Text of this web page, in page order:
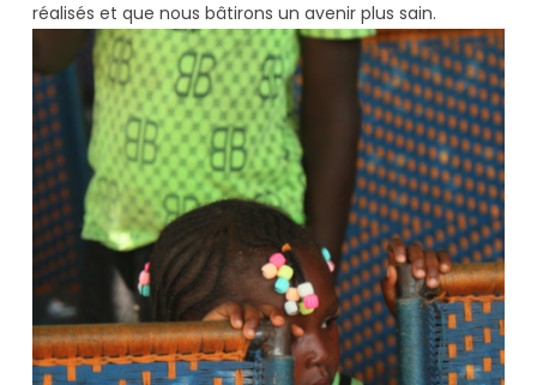
réalisés et que nous bâtirons un avenir plus sain.